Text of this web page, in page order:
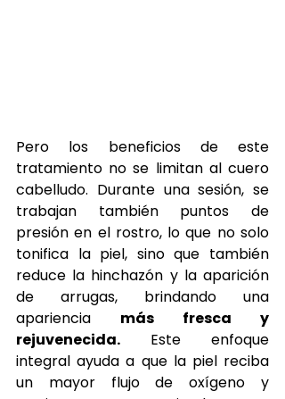
Pero los beneficios de este
tratamiento no se limitan al cuero
cabelludo. Durante una sesión, se
trabajan también puntos de
presión en el rostro, lo que no solo
tonifica la piel, sino que también
reduce la hinchazón y la aparición
de arrugas, brindando una
apariencia más fresca y
rejuvenecida. Este enfoque
integral ayuda a que la piel reciba
un mayor flujo de oxígeno y